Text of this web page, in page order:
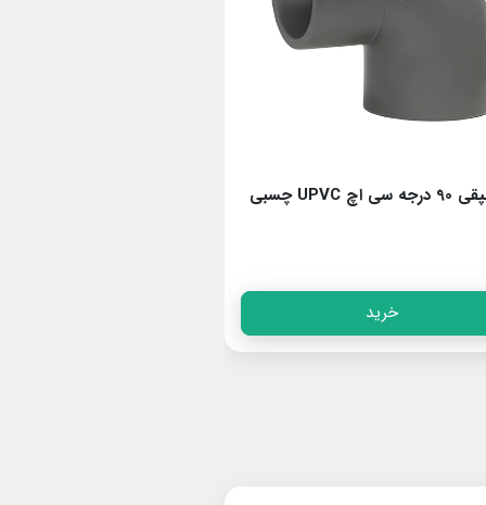
زانو چپقی 90 درجه سی اچ UPVC چسبی
خرید